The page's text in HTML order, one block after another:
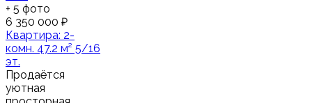
+ 5 фото
6 350 000 ₽
Квартира: 2-
комн. 47.2 м² 5/16
эт.
Продаётся
уютная